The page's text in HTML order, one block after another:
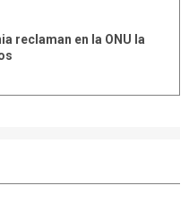
reclaman en la ONU la